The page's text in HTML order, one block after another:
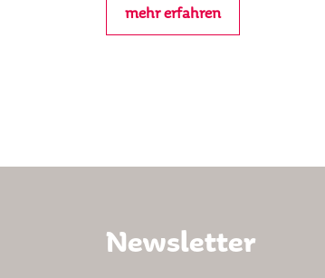
mehr erfahren
Newsletter